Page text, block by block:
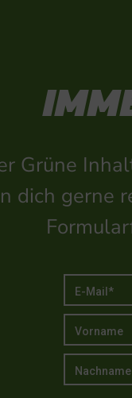
Grüne
dich gerne